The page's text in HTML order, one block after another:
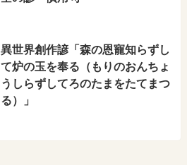
異世界創作諺「森の恩寵知らずし
て炉の玉を奉る（もりのおんちょ
うしらずしてろのたまをたてまつ
る）」